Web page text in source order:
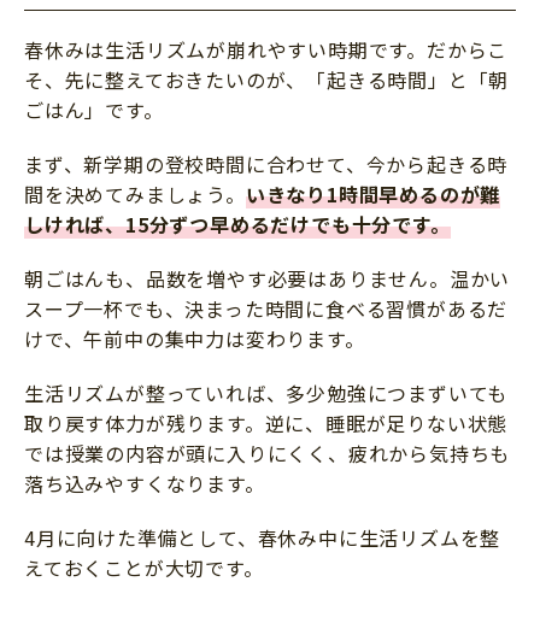
春休みは生活リズムが崩れやすい時期です。だからこ
そ、先に整えておきたいのが、「起きる時間」と「朝
ごはん」です。
まず、新学期の登校時間に合わせて、今から起きる時
間を決めてみましょう。 いきなり1時間早めるのが難
しければ、15分ずつ早めるだけでも十分です。
朝ごはんも、品数を増やす必要はありません。温かい
スープ一杯でも、決まった時間に食べる習慣があるだ
けで、午前中の集中力は変わります。
生活リズムが整っていれば、多少勉強につまずいても
取り戻す体力が残ります。逆に、睡眠が足りない状態
では授業の内容が頭に入りにくく、疲れから気持ちも
落ち込みやすくなります。
4月に向けた準備として、春休み中に生活リズムを整
えておくことが大切です。